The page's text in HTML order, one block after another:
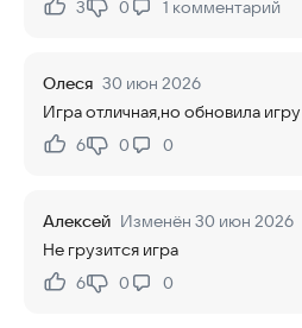
Нравится:
3Не нравится:
0 1 комментарий
Олеся 30 июн 2026
Игра отличная,но обновила
Нравится:
6Не нравится:
0 0
Алексей Изменён 30 июн 2026
Не грузится игра
Нравится:
6Не нравится:
0 0